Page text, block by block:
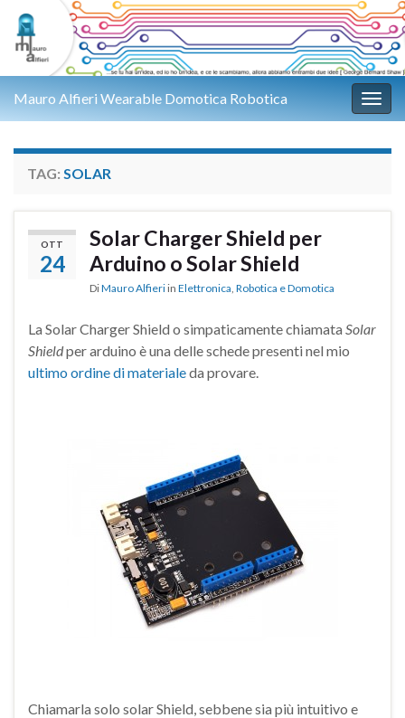
Mauro Alfieri Wearable Domotica Robotica
TAG: SOLAR
OTT
24
Solar Charger Shield per
Arduino o Solar Shield
DiMauro Alfieri in Elettronica, Robotica e Domotica
La Solar Charger Shield o simpaticamente chiamata Solar
Shieldper arduino è una delle schede presenti nel mio
ultimo ordine di materialeda provare.
Chiamarla solo solar Shield, sebbene sia più intuitivo e